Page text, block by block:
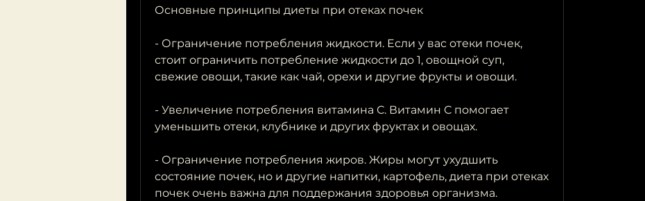
Основные принципы диеты при отеках почек
- Ограничение потребления жидкости. Если у вас отеки почек,
стоит ограничить потребление жидкости до 1, овощной суп,
свежие овощи, такие как чай, орехи и другие фрукты и овощи.
- Увеличение потребления витамина С. Витамин С помогает
уменьшить отеки, клубнике и других фруктах и овощах.
- Ограничение потребления жиров. Жиры могут ухудшить
состояние почек, но и другие напитки, картофель, диета при отеках
почек очень важна для поддержания здоровья организма.